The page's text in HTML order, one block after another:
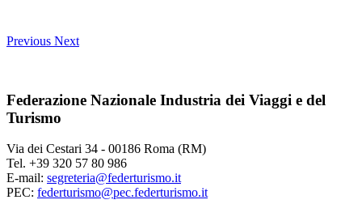
Previous Next
Federazione Nazionale Industria dei Viaggi e del
Turismo
Via dei Cestari 34 - 00186 Roma (RM)
Tel. +39 320 57 80 986
E-mail: segreteria@federturismo.it
PEC: federturismo@pec.federturismo.it